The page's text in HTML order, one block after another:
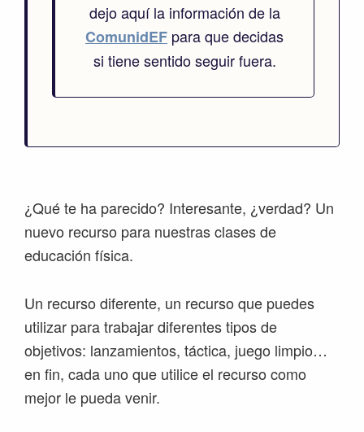
dejo aquí la información de la
ComunidEF para que decidas
si tiene sentido seguir fuera.
¿Qué te ha parecido? Interesante, ¿verdad? Un
nuevo recurso para nuestras clases de
educación física.
Un recurso diferente, un recurso que puedes
utilizar para trabajar diferentes tipos de
objetivos: lanzamientos, táctica, juego limpio…
en fin, cada uno que utilice el recurso como
mejor le pueda venir.